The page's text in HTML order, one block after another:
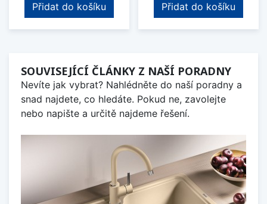
Přidat do košíku Přidat do košíku
SOUVISEJÍCÍ ČLÁNKY Z NAŠÍ PORADNY
Nevíte jak vybrat? Nahlédněte do naší poradny a
snad najdete, co hledáte. Pokud ne, zavolejte
nebo napište a určitě najdeme řešení.